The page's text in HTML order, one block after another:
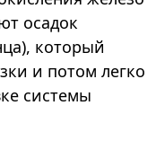
осадок
который
и потом легко
системы